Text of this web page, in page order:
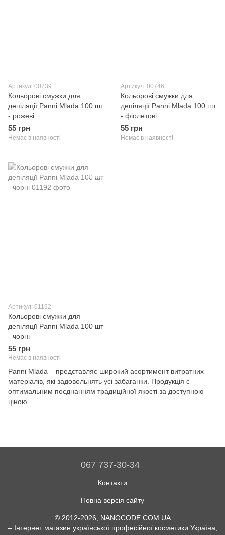
Артикул: 00739
Кольорові смужки для
депіляції Panni Mlada 100 шт
- рожеві
55 грн
Немає в наявності
Артикул: 00746
Кольорові смужки для
депіляції Panni Mlada 100 шт
- фіолетові
55 грн
Немає в наявності
Артикул: 01192
Кольорові смужки для
депіляції Panni Mlada 100 шт
- чорні
55 грн
Немає в наявності
Panni Mlada – представляє широкий асортимент витратних
матеріалів, які задовольнять усі забаганки. Продукція є
оптимальним поєднанням традиційної якості за доступною
ціною.
067 737-30-34
Контакти
Повна версія сайту
© 2012-2026, NANOCODE.COM.UA
– Інтернет магазин української професійної косметики Україна,